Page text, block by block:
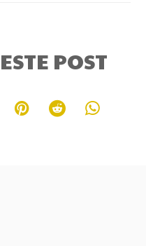
POST